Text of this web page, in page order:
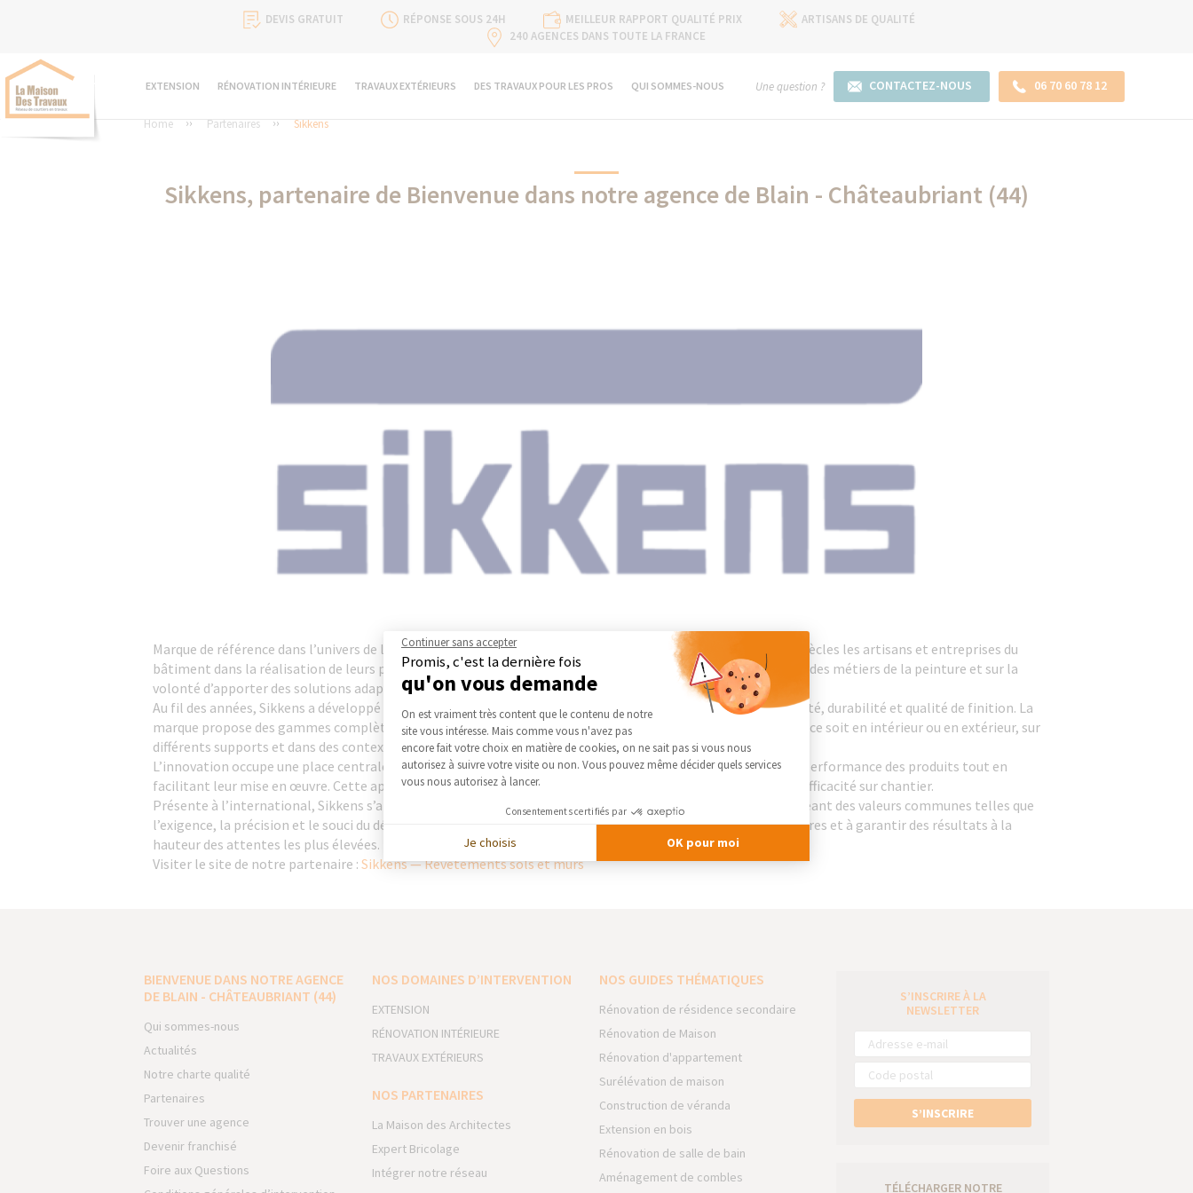
DEVIS GRATUIT RÉPONSE SOUS 24H MEILLEUR RAPPORT QUALITÉ PRIX
ARTISANS DE QUALITÉ
240 AGENCES DANS TOUTE LA FRANCE
EXTENSION RÉNOVATION INTÉRIEURE TRAVAUX EXTÉRIEURS DES TRAVAUX POUR LES PROS QUI SOMMES-NOUS Une question ? CONTACTEZ-NOUS 06 70 60 78 12
Home Partenaires Sikkens
Sikkens, partenaire de Bienvenue dans notre agence de Blain - Châteaubriant (44)
Marque de référence dans l’univers de la peinture professionnelle, Sikkens accompagne depuis plus de deux siècles les artisans et entreprises du
bâtiment dans la réalisation de leurs projets. Son positionnement repose sur une connaissance approfondie des métiers de la peinture et sur la
volonté d’apporter des solutions adaptées aux exigences du terrain.
Au fil des années, Sikkens a développé une expertise reconnue dans la conception de produits alliant technicité, durabilité et qualité de finition. La
marque propose des gammes complètes permettant de répondre aux besoins variés des professionnels, que ce soit en intérieur ou en extérieur, sur
différents supports et dans des contextes d’application exigeants.
L’innovation occupe une place centrale dans sa démarche, avec des formulations pensées pour améliorer la performance des produits tout en
facilitant leur mise en œuvre. Cette approche permet d’optimiser le rendu final, la tenue dans le temps et l’efficacité sur chantier.
Présente à l’international, Sikkens s’appuie sur une relation de proximité avec les professionnels, en partageant des valeurs communes telles que
l’exigence, la précision et le souci du détail. Cette collaboration contribue à valoriser le savoir-faire des peintres et à garantir des résultats à la
hauteur des attentes les plus élevées.
Visiter le site de notre partenaire : Sikkens — Revêtements sols et murs
BIENVENUE DANS NOTRE AGENCE
DE BLAIN - CHÂTEAUBRIANT (44)
Qui sommes-nous
Actualités
Notre charte qualité
Partenaires
Trouver une agence
Devenir franchisé
Foire aux Questions
NOS DOMAINES D’INTERVENTION
EXTENSION
RÉNOVATION INTÉRIEURE
TRAVAUX EXTÉRIEURS
NOS PARTENAIRES
La Maison des Architectes
Expert Bricolage
Intégrer notre réseau
NOS GUIDES THÉMATIQUES
Rénovation de résidence secondaire
Rénovation de Maison
Rénovation d'appartement
Surélévation de maison
Construction de véranda
Extension en bois
Rénovation de salle de bain
Aménagement de combles
S’INSCRIRE À LA
NEWSLETTER
S’INSCRIRE
TÉLÉCHARGER NOTRE
Continuer sans accepter
Promis, c'est la dernière fois
qu'on vous demande
Plateforme de Gestion du Consentement : Personnalisez vos Options
On est vraiment très content que le contenu de notre
site vous intéresse. Mais comme vous n'avez pas
encore fait votre choix en matière de cookies, on ne sait pas si vous nous
autorisez à suivre votre visite ou non. Vous pouvez même décider quels services
vous nous autorisez à lancer.
Consentements certifiés par
Je choisis OK pour moi
Axeptio consent